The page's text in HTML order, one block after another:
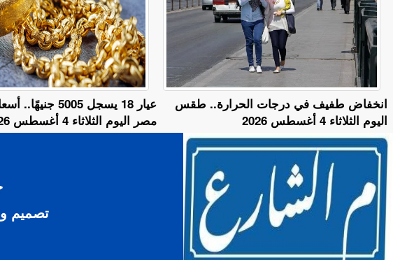
عيار 18 يسجل
مصر اليوم الثلاثاء 4 أغسطس 2026
​انخفاض طفيف في درجات الحرارة.. طقس
اليوم الثلاثاء 4 أغسطس 2026
تصميم